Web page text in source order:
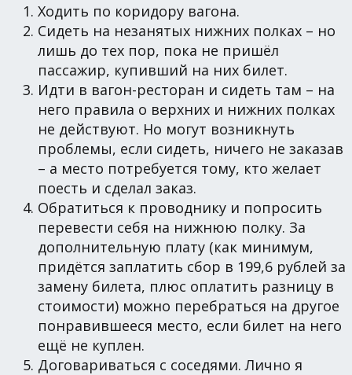
Ходить по коридору вагона.
Сидеть на незанятых нижних полках – но
лишь до тех пор, пока не пришёл
пассажир, купивший на них билет.
Идти в вагон-ресторан и сидеть там – на
него правила о верхних и нижних полках
не действуют. Но могут возникнуть
проблемы, если сидеть, ничего не заказав
– а место потребуется тому, кто желает
поесть и сделал заказ.
Обратиться к проводнику и попросить
перевести себя на нижнюю полку. За
дополнительную плату (как минимум,
придётся заплатить сбор в 199,6 рублей за
замену билета, плюс оплатить разницу в
стоимости) можно перебраться на другое
понравившееся место, если билет на него
ещё не куплен.
Договариваться с соседями. Лично я